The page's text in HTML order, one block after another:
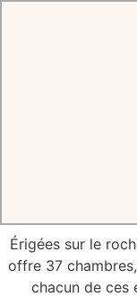
Érigées sur le
offre 37
chacun de ces